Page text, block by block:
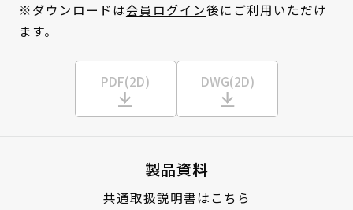
※ダウンロードは会員ログイン後にご利用いただけ
ます。
PDF(2D) DWG(2D)
製品資料
共通取扱説明書はこちら